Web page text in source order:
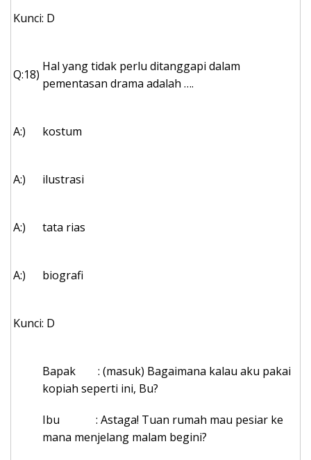
Kunci: D
Q:18)
Hal yang tidak perlu ditanggapi dalam
pementasan drama adalah ….
A:) kostum
A:) ilustrasi
A:) tata rias
A:) biografi
Kunci: D
Bapak : (masuk) Bagaimana kalau aku pakai
kopiah seperti ini, Bu?
Ibu : Astaga! Tuan rumah mau pesiar ke
mana menjelang malam begini?